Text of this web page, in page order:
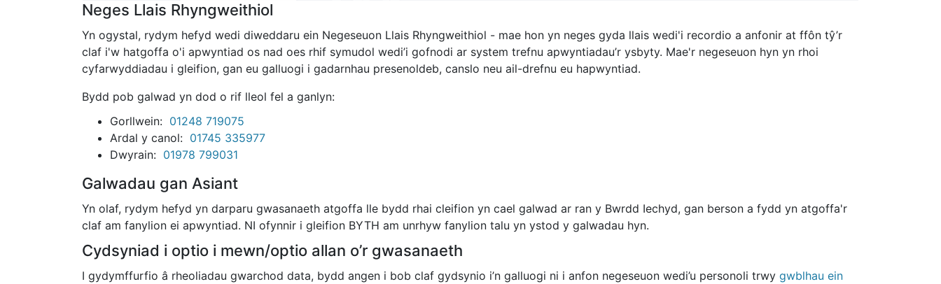
Neges Llais Rhyngweithiol
Yn ogystal, rydym hefyd wedi diweddaru ein Negeseuon Llais Rhyngweithiol - mae hon yn neges gyda llais wedi'i recordio a anfonir at ffôn tŷ’r
claf i'w hatgoffa o'i apwyntiad os nad oes rhif symudol wedi’i gofnodi ar system trefnu apwyntiadau’r ysbyty. Mae'r negeseuon hyn yn rhoi
cyfarwyddiadau i gleifion, gan eu galluogi i gadarnhau presenoldeb, canslo neu ail-drefnu eu hapwyntiad.
Bydd pob galwad yn dod o rif lleol fel a ganlyn:
Gorllwein: 01248 719075
Ardal y canol: 01745 335977
Dwyrain: 01978 799031
Galwadau gan Asiant
Yn olaf, rydym hefyd yn darparu gwasanaeth atgoffa lle bydd rhai cleifion yn cael galwad ar ran y Bwrdd Iechyd, gan berson a fydd yn atgoffa'r
claf am fanylion ei apwyntiad. NI ofynnir i gleifion BYTH am unrhyw fanylion talu yn ystod y galwadau hyn.
Cydsyniad i optio i mewn/optio allan o’r gwasanaeth
I gydymffurfio â rheoliadau gwarchod data, bydd angen i bob claf gydsynio i’n galluogi ni i anfon negeseuon wedi’u personoli trwy gwblhau ein